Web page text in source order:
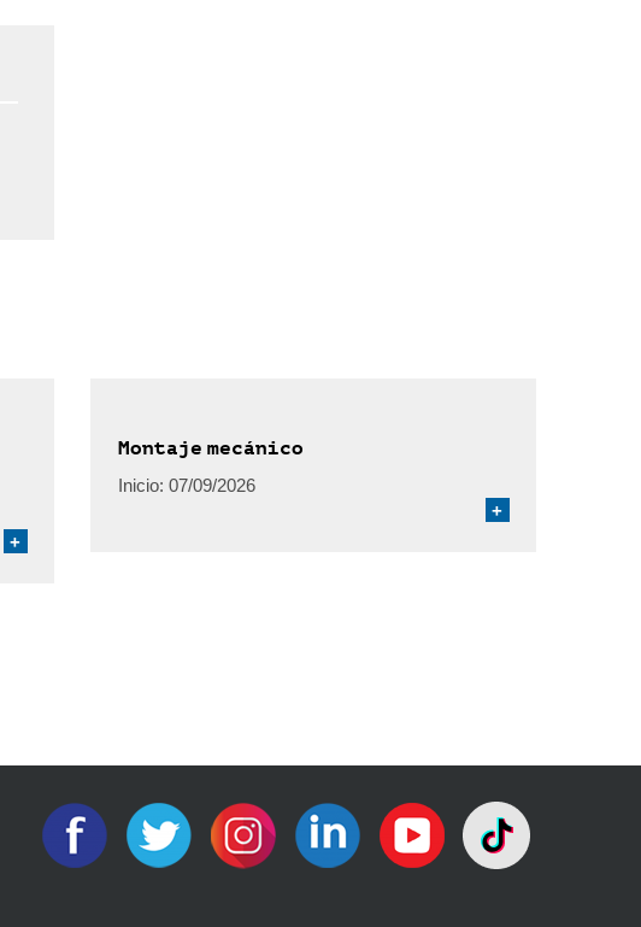
+
Montaje mecánico
Inicio: 07/09/2026
+